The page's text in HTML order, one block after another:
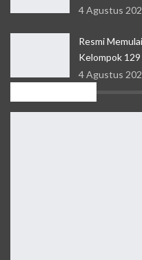
4 Agustus
Resmi
Kelompok
4 Agustus